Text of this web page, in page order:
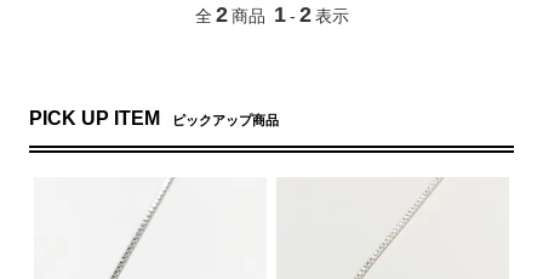
全 2 商品 1 - 2 表示
PICK UP ITEM ピックアップ商品